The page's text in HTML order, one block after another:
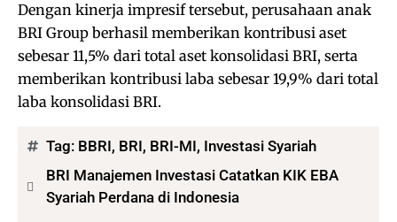
Dengan kinerja impresif tersebut, perusahaan anak
BRI Group berhasil memberikan kontribusi aset
sebesar 11,5% dari total aset konsolidasi BRI, serta
memberikan kontribusi laba sebesar 19,9% dari total
laba konsolidasi BRI.
Tag: BBRI, BRI, BRI-MI, Investasi Syariah
BRI Manajemen Investasi Catatkan KIK EBA
Syariah Perdana di Indonesia